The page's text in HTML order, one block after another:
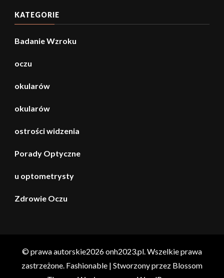
KATEGORIE
Badanie Wzroku
oczu
okularów
okularów
ostrości widzenia
Porady Optyczne
u optometrysty
Zdrowie Oczu
© prawa autorskie2026onh2023.pl. Wszelkie prawa
zastrzeżone. Fashionable | Stworzony przez Blossom